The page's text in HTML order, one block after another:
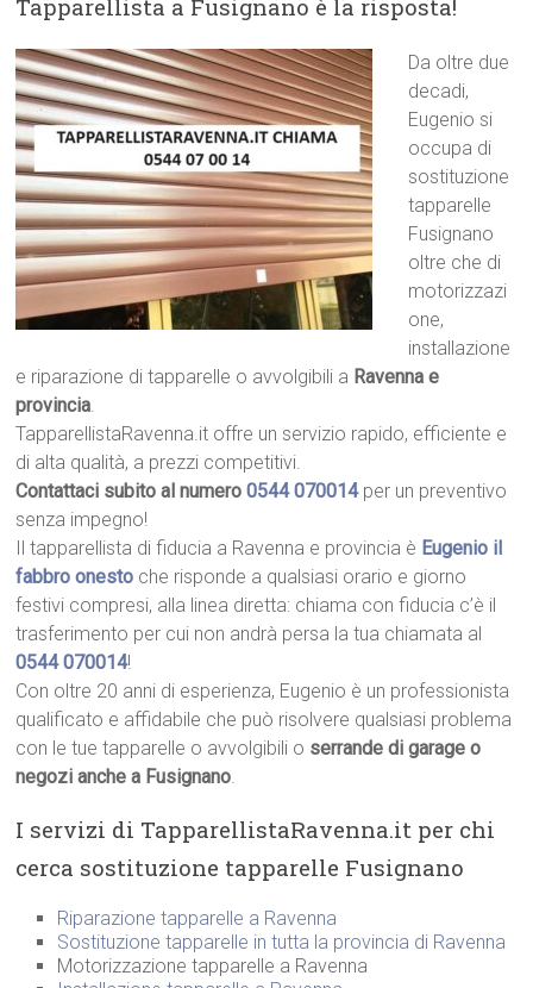
Tapparellista a Fusignano è la risposta!
Da oltre due
decadi,
Eugenio si
occupa di
sostituzione
tapparelle
Fusignano
oltre che di
motorizzazi
one,
installazione
e riparazione di tapparelle o avvolgibili a Ravenna e
provincia.
TapparellistaRavenna.it offre un servizio rapido, efficiente e
di alta qualità, a prezzi competitivi.
Contattaci subito al numero0544 070014per un preventivo
senza impegno!
Il tapparellista di fiducia a Ravenna e provincia è Eugenio il
fabbro onesto che risponde a qualsiasi orario e giorno
festivi compresi, alla linea diretta: chiama con fiducia c’è il
trasferimento per cui non andrà persa la tua chiamata al
0544 070014!
Con oltre 20 anni di esperienza, Eugenio è un professionista
qualificato e affidabile che può risolvere qualsiasi problema
con le tue tapparelle o avvolgibili o serrande di garage o
negozi anche a Fusignano.
I servizi di TapparellistaRavenna.it per chi
cerca sostituzione tapparelle Fusignano
Riparazione tapparelle a Ravenna
Sostituzione tapparelle in tutta la provincia di Ravenna
Motorizzazione tapparelle a Ravenna